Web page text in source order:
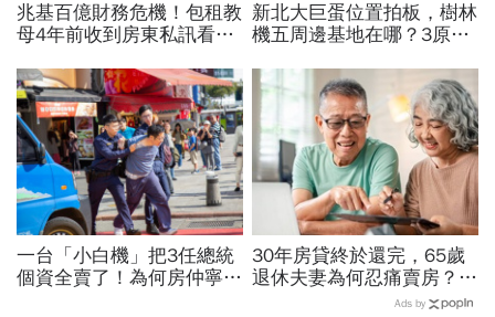
兆基百億財務危機！包租教
母4年前收到房東私訊看出
危」：為何租約越多，風險
越高？
新北大巨蛋位置拍板，樹林
機五周邊基地在哪？3原因
頭，未來有上漲空間？
一台「小白機」把3任總統
個資全賣了！為何房仲寧願
30年房貸終於還完，65歲
退休夫妻為何忍痛賣房？
「55坪透天厝只剩打掃拔
Ads by